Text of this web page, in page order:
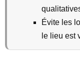
Évite les
le lieu est